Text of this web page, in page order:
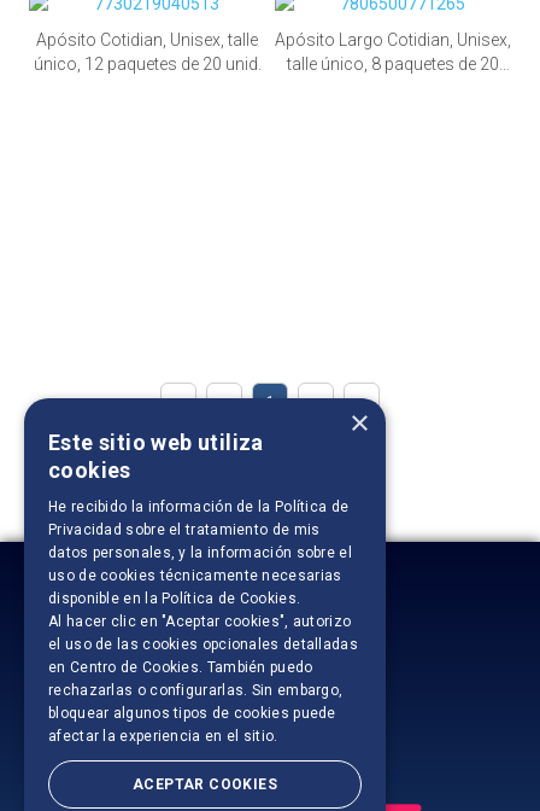
Apósito Cotidian, Unisex, talle
único, 12 paquetes de 20 unid.
Apósito Largo Cotidian, Unisex,
talle único, 8 paquetes de 20
1
Ordenar por:
×
Este sitio web utiliza
cookies
He recibido la información de la Política de
Privacidad sobre el tratamiento de mis
datos personales, y la información sobre el
uso de cookies técnicamente necesarias
disponible en la Política de Cookies.
Al hacer clic en "Aceptar cookies", autorizo
el uso de las cookies opcionales detalladas
en Centro de Cookies. También puedo
rechazarlas o configurarlas. Sin embargo,
bloquear algunos tipos de cookies puede
afectar la experiencia en el sitio.
ACEPTAR COOKIES